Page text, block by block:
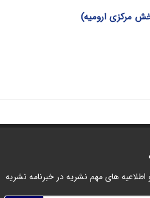
مرکزی ارومیه)
اطلاعیه های مهم نشریه در خبرنامه نشریه